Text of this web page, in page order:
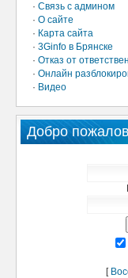
· Связь с админом
· О сайте
· Карта сайта
· 3Ginfo в Брянске
· Отказ от
· Онлайн
· Видео
Добро
[